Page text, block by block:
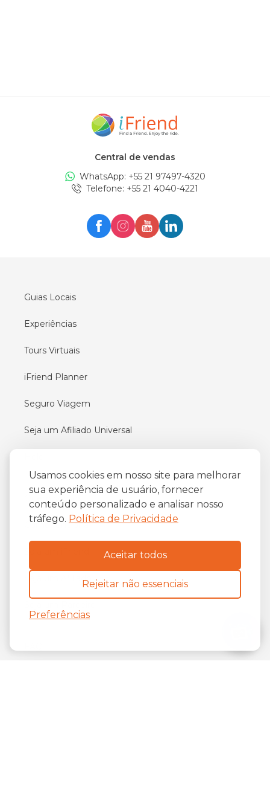
Usamos cookies em nosso site para melhorar
sua experiência de usuário, fornecer
conteúdo personalizado e analisar nosso
tráfego. Política de Privacidade
Aceitar todos
Rejeitar não essenciais
Preferências
Central de vendas
WhatsApp: +55 21 97497-4320
Telefone: +55 21 4040-4221
Guias Locais
Experiências
Tours Virtuais
iFriend Planner
Seguro Viagem
Seja um Afiliado Universal
Quem somos
Como funciona
Seja um Afiliado